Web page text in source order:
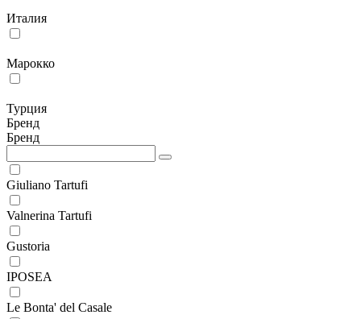
Италия
Марокко
Турция
Бренд
Бренд
Giuliano Tartufi
Valnerina Tartufi
Gustoria
IPOSEA
Le Bonta' del Casale